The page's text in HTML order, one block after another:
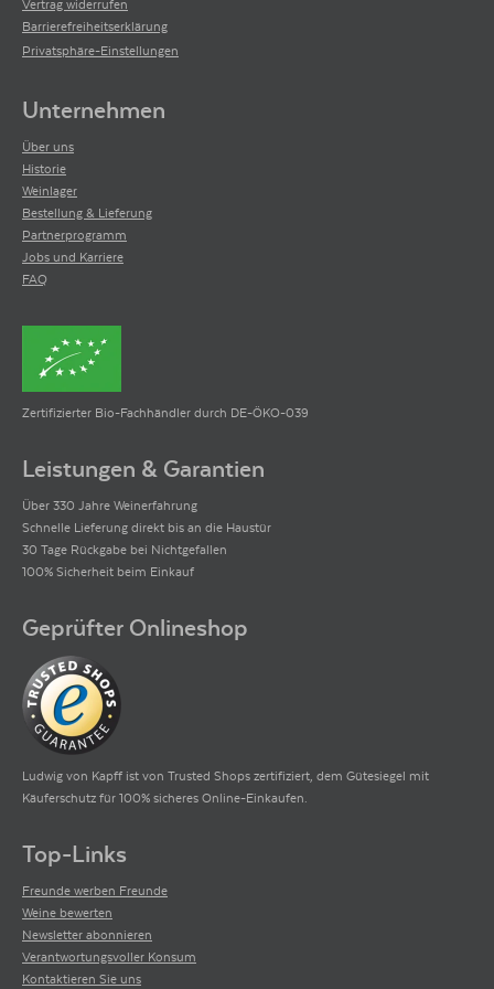
Ist eine von Jeff Leve gegründete Online-Plattfrom für professionelle
Weinkritiken, Verkostungsnotizen und Weinbewertungen. Mit
Vertrag widerrufen
Barrierefreiheitserklärung
Privatsphäre-Einstellungen
Unternehmen
Über uns
Historie
Weinlager
Bestellung & Lieferung
Partnerprogramm
Jobs und Karriere
FAQ
Zertifizierter Bio-Fachhändler durch DE-ÖKO-039
Leistungen & Garantien
Über 330 Jahre Weinerfahrung
Schnelle Lieferung direkt bis an die Haustür
30 Tage Rückgabe bei Nichtgefallen
100% Sicherheit beim Einkauf
Geprüfter Onlineshop
Ludwig von Kapff ist von Trusted Shops zertifiziert, dem Gütesiegel mit
Käuferschutz für 100% sicheres Online-Einkaufen.
Top-Links
Freunde werben Freunde
Weine bewerten
Newsletter abonnieren
Verantwortungsvoller Konsum
Kontaktieren Sie uns